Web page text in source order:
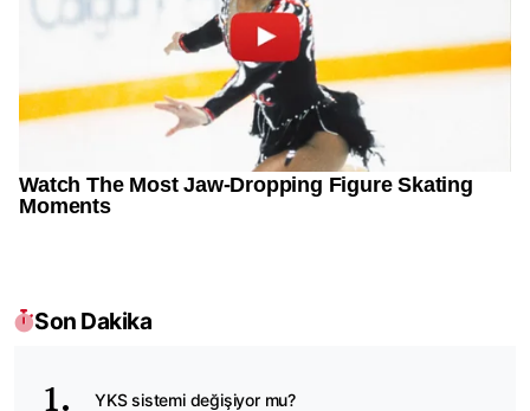
Son Dakika
YKS sistemi değişiyor mu?